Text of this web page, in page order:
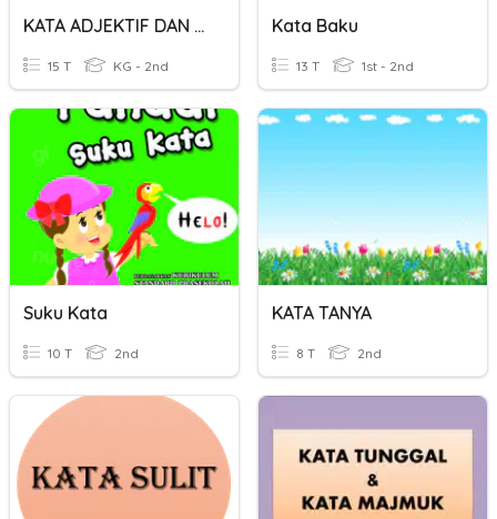
KATA ADJEKTIF DAN KATA PENGUAT
15 T KG - 2nd
Kata Baku
13 T 1st - 2nd
Suku Kata
10 T 2nd
KATA TANYA
8 T 2nd